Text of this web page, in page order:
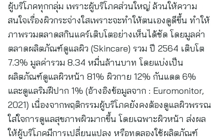
ผู้บริโภคทุกกลุ่ม เพราะผู้บริโภคส่วนใหญ่ ล้วนให้ความ
สนใจเรื่องผิวกระจ่างใสเพราะจะทำให้ตนเองดูดีขึ้น ทำให้
ภาพรวมตลาดสกินแคร์เติบโตอย่างเห็นได้ชัด โดยมูลค่า
ตลาดผลิตภัณฑ์ดูแลผิว (Skincare) รวม ปี 2564 เติบโต
7.3% มูลค่ารวม 8.34 หมื่นล้านบาท โดยแบ่งเป็น
ผลิตภัณฑ์ดูแลผิวหน้า 81% ผิวกาย 12% กันแดด 6%
และดูแลริมฝีปาก 1% (อ้างอิงข้อมูลจาก : Euromonitor,
2021) เนื่องจากพฤติกรรมผู้บริโภคยังคงต้องดูแลผิวพรรณ
ใส่ใจการดูแลสุขภาพผิวมากขึ้น โดยเฉพาะผิวหน้า ส่งผล
ให้ผู้บริโภคมีการเปลี่ยนแปลง หรือทดลองใช้ผลิตภัณฑ์